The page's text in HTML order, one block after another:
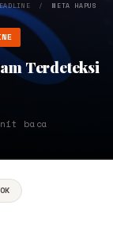
/META HAPUS
Terdeteksi
baca